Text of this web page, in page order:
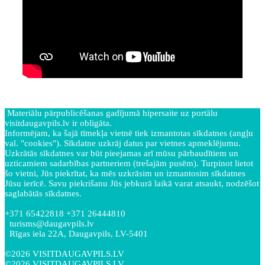
Materiālu pārpublicēšanas gadījumā hipersaite uz portālu
visitdaugavpils.lv ir obligāta.
Informējam, ka šajā tīmekļa vietnē tiek izmantotas sīkdatnes (angļu
val. "cookies"). Sīkdatne uzkrāj datus par vietnes apmeklējumu.
Uzkrātās sīkdatnes var būt pieejamas arī mūsu pārbaudītiem un
uzticamiem sadarbības partneriem (trešajām pusēm). Turpinot lietot
šo vietni, Jūs piekrītat, ka mēs uzkrāsim un izmantosim sīkdatnes
Jūsu ierīcē. Savu piekrišanu Jūs jebkurā laikā varat atsaukt, nodzēšot
saglabātās sīkdatnes.
+371 65422818 +371 26444810
turisms@daugavpils.lv
Rīgas iela 22A, Daugavpils, LV-5401
©2026 VISITDAUGAVPILS.LV